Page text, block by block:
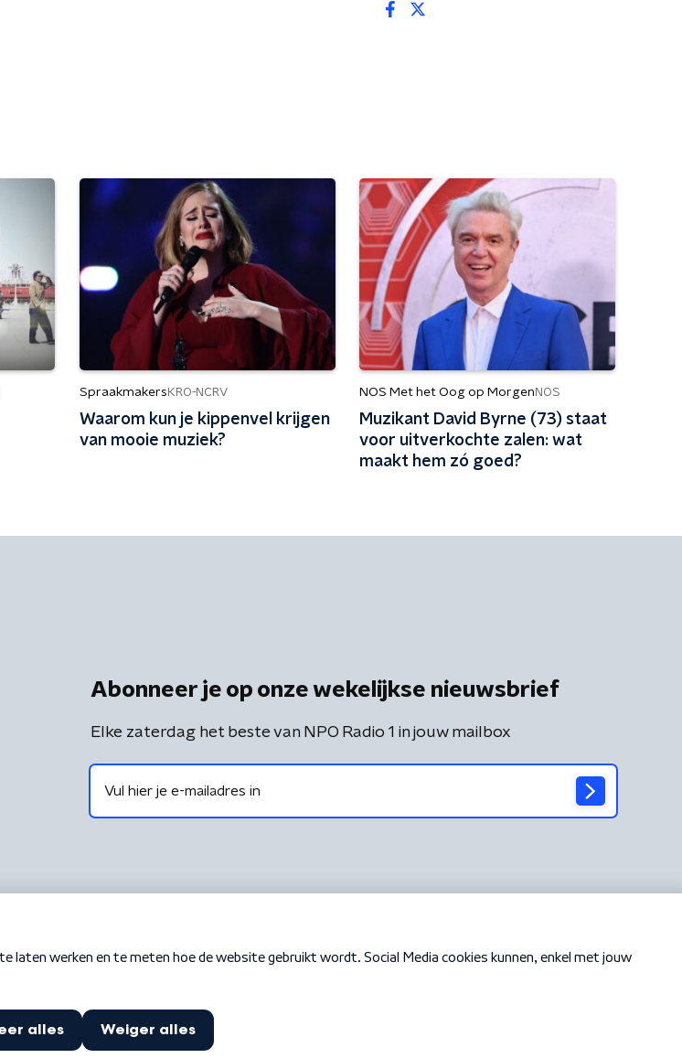
Spraakmakers KRO-NCRV
Waarom kun je kippenvel krijgen
van mooie muziek?
NOS Met het Oog op Morgen NOS
Muzikant David Byrne (73) staat
voor uitverkochte zalen: wat
maakt hem zó goed?
Abonneer je op onze wekelijkse nieuwsbrief
Elke zaterdag het beste van NPO Radio 1 in jouw mailbox